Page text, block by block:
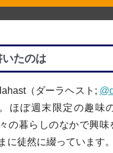
いたのは
（ダーラヘスト;
ほぼ週末限定の趣味
の暮らしのなかで興
に徒然に綴っています。